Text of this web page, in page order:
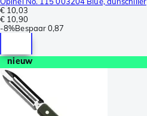
€ 10,03
€ 10,90
-8%Bespaar0,87
nieuw